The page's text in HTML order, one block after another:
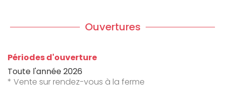
Ouvertures
Périodes d'ouverture
Toute l'année 2026
* Vente sur rendez-vous à la ferme